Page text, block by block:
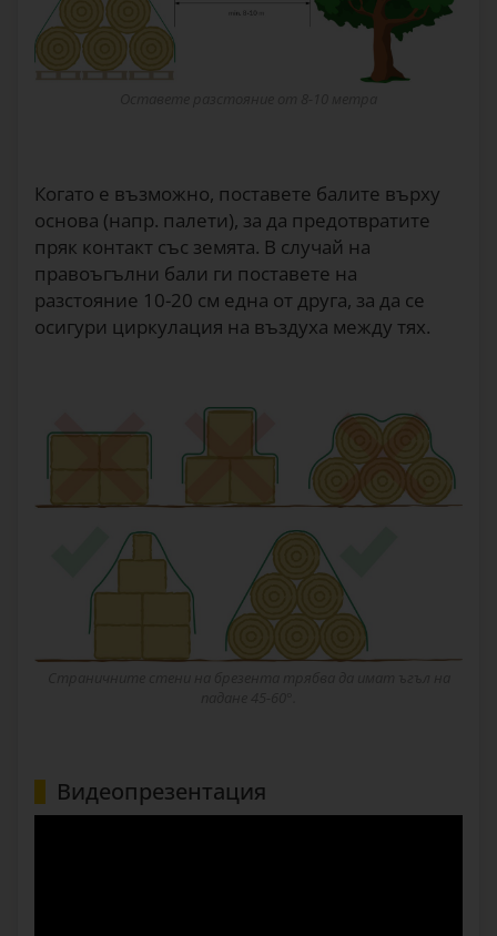
Когато е възможно, поставете балите върху
основа (напр. палети), за да предотвратите
пряк контакт със земята. В случай на
правоъгълни бали ги поставете на
разстояние 10-20 см една от друга, за да се
осигури циркулация на въздуха между тях.
Видеопрезентация